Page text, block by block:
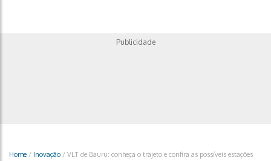
Publicidade
Home / Inovação / VLT de Bauru: conheça o trajeto e confira as possíveis estações